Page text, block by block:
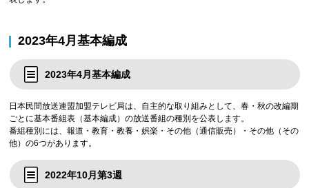
2023年4月基本編成
2023年4月基本編成
日本民間放送連盟加盟テレビ局は、自主的な取り組みとして、春・秋の改編期
ごとに基本番組表（基本編成）の放送番組の種別を公表します。
番組種別には、報道・教育・教養・娯楽・その他（通信販売）・その他（その
他）の6つがあります。
2022年10月第3週